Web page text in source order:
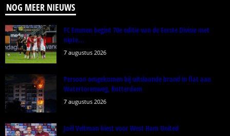
NOG MEER NIEUWS
FC Emmen begint 70e editie van de Eerste Divisie met
nipte...
7 augustus 2026
Persoon omgekomen bij uitslaande brand in flat aan
Watertorenweg, Rotterdam
7 augustus 2026
Joël Veltman kiest voor West Ham United